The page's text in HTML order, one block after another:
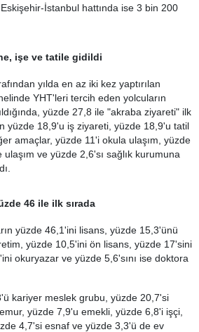
İstanbul hattında ise 3 bin 200
işe ve tatile gidildi
yılda en az iki kez yaptırılan
YHT'leri tercih eden yolcuların
yüzde 27,8 ile "akraba ziyareti" ilk
yüzde 18,9'u iş ziyareti, yüzde 18,9'u tatil
amaçlar, yüzde 11'i okula ulaşım, yüzde
ve yüzde 2,6'sı sağlık kurumuna
46 ile ilk sırada
yüzde 46,1'ini lisans, yüzde 15,3'ünü
yüzde 10,5'ini ön lisans, yüzde 17'sini
okuryazar ve yüzde 5,6'sını ise doktora
kariyer meslek grubu, yüzde 20,7'si
yüzde 7,9'u emekli, yüzde 6,8'i işçi,
4,7'si esnaf ve yüzde 3,3'ü de ev